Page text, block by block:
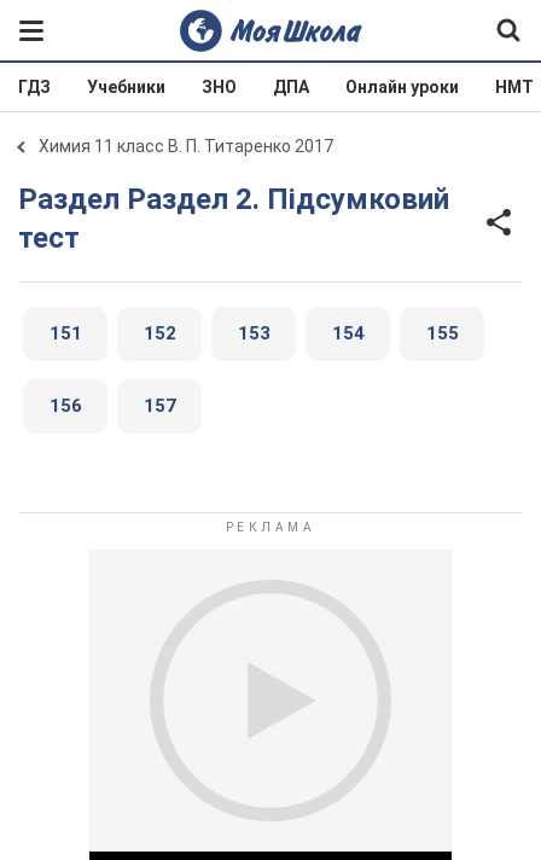
ГДЗ Учебники ЗНО ДПА Онлайн уроки НМТ
Химия 11 класс В. П. Титаренко 2017
Раздел Раздел 2. Підсумковий
тест
151 152 153 154 155
156 157